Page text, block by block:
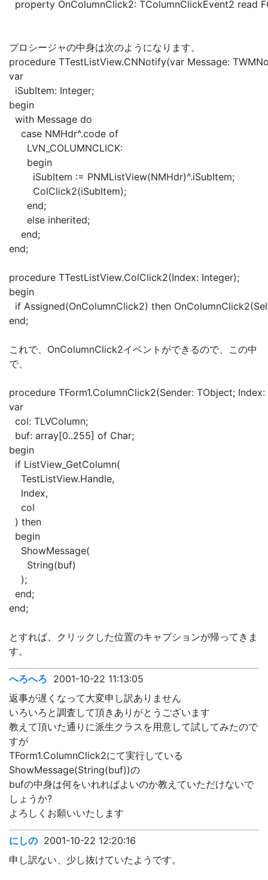
property OnColumnClick2: TColumnClickEvent2 read
プロシージャの中身は次のようになります。
procedure TTestListView.CNNotify(var Message:
var
iSubItem: Integer;
begin
with Message do
case NMHdr^.code of
LVN_COLUMNCLICK:
begin
iSubItem := PNMListView(NMHdr)^.iSubItem;
ColClick2(iSubItem);
end;
else inherited;
end;
end;
procedure TTestListView.ColClick2(Index: Integer);
begin
if Assigned(OnColumnClick2) then
end;
これで、OnColumnClick2イベントができるので、この中
で、
procedure TForm1.ColumnClick2(Sender: TObject;
var
col: TLVColumn;
buf: array[0..255] of Char;
begin
if ListView_GetColumn(
TestListView.Handle,
Index,
col
) then
begin
ShowMessage(
String(buf)
);
end;
end;
とすれば、クリックした位置のキャプションが帰ってきま
す。
へろへろ 2001-10-22 11:13:05
返事が遅くなって大変申し訳ありません
いろいろと調査して頂きありがとうございます
教えて頂いた通りに派生クラスを用意して試してみたので
すが
TForm1.ColumnClick2にて実行している
ShowMessage(String(buf))の
bufの中身は何をいれればよいのか教えていただけないで
しょうか?
よろしくお願いいたします
にしの 2001-10-22 12:20:16
申し訳ない、少し抜けていたようです。